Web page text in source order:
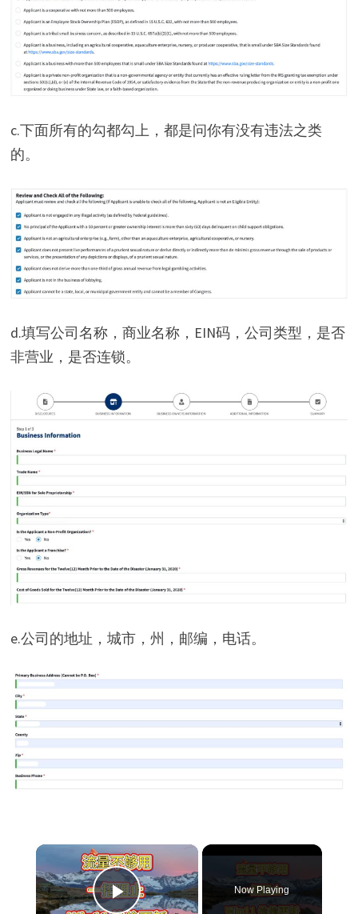
c.下面所有的勾都勾上，都是问你有没有违法之类
的。
d.填写公司名称，商业名称，EIN码，公司类型，是否
非营业，是否连锁。
e.公司的地址，城市，州，邮编，电话。
×
Now Playing